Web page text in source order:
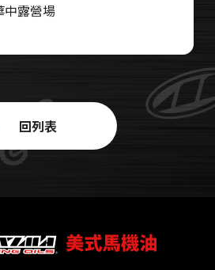
中露營場
回列表